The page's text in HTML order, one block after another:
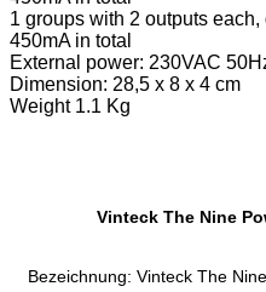
1 groups with 2 outputs
450mA in total
External power: 230VAC
Dimension: 28,5 x 8 x 4 cm
Weight 1.1 Kg
Vinteck The Nine
Bezeichnung: Vinteck The